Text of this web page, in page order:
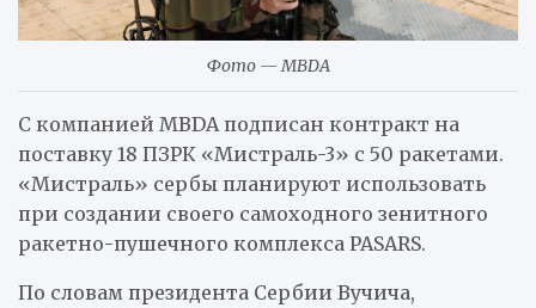
Фото — MBDA
С компанией MBDA подписан контракт на
поставку 18 ПЗРК «Мистраль-3» с 50 ракетами.
«Мистраль» сербы планируют использовать
при создании своего самоходного зенитного
ракетно-пушечного комплекса PASARS.
По словам президента Сербии Вучича,